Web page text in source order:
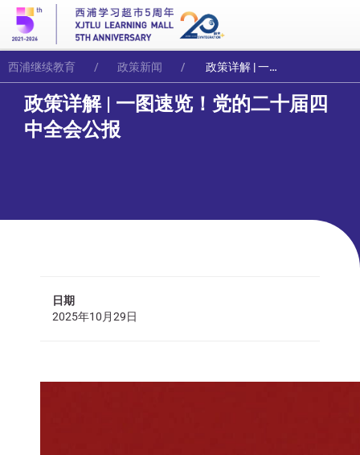
西浦继续教育 政策新闻 政策详解 | 一图速览！党的二十届四中全会公报
政策详解 | 一图速览！党的二十届四
中全会公报
日期
2025年10月29日